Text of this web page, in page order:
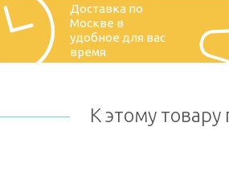
Доставка по
Москве в
удобное для вас
время
К этому товару